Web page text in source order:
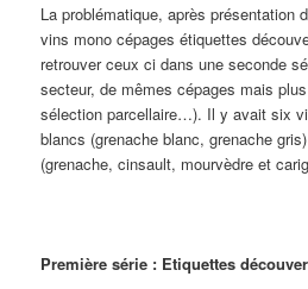
La problématique, après présentation
vins mono cépages étiquettes
retrouver ceux ci dans une seconde
secteur, de mêmes cépages mais
sélection parcellaire…). Il y avait six
blancs (grenache blanc, grenache
(grenache, cinsault, mourvèdre et
Première série : Etiquettes